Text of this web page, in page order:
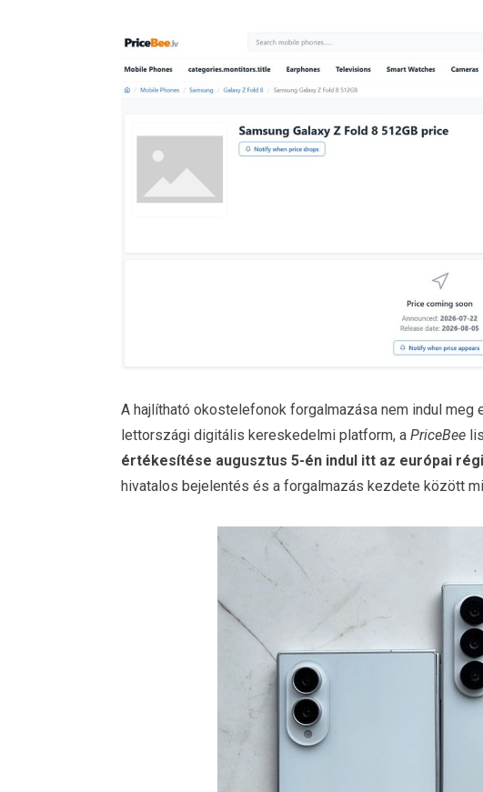
A hajlítható okostelefonok forgalmazása nem indul meg
lettországi digitális kereskedelmi platform, a PriceBee
értékesítése augusztus 5-én indul itt az európai
hivatalos bejelentés és a forgalmazás kezdete között